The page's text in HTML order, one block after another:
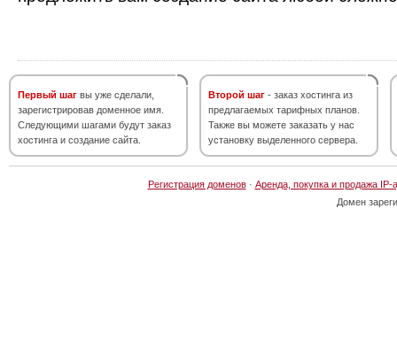
Первый шаг вы уже сделали,
зарегистрировав доменное имя.
Следующими шагами будут заказ
хостинга и создание сайта.
Второй шаг - заказ хостинга из
предлагаемых тарифных планов.
Также вы можете заказать у нас
установку выделенного сервера.
Регистрация доменов· Аренда, покупка и продажа IP-
Домен